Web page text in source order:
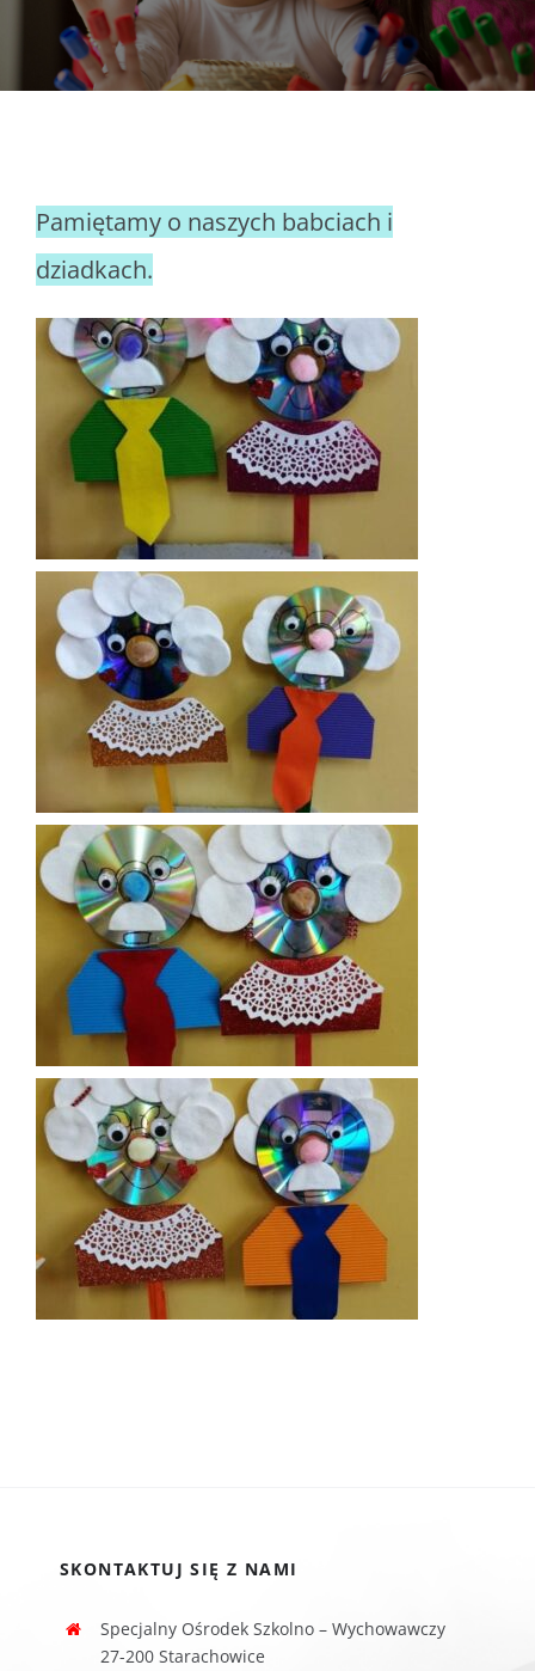
DOKUMENTY
PROJEKTY
WYKUS
KONTAKT
Pamiętamy o naszych babciach i
dziadkach.
SKONTAKTUJ SIĘ Z NAMI
Specjalny Ośrodek Szkolno – Wychowawczy
27-200 Starachowice